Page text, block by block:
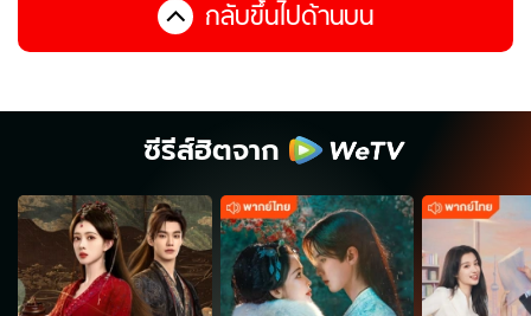
กลับขึ้นไปด้านบน
ซีรีส์ฮิตจาก